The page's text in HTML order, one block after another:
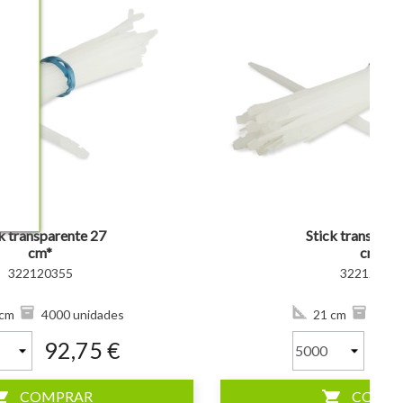
transparente 27
cm*
322120355
4000 unidades
92,75 €
COMPRAR
Stick
cm*
21 cm
shopping_cart
visibility